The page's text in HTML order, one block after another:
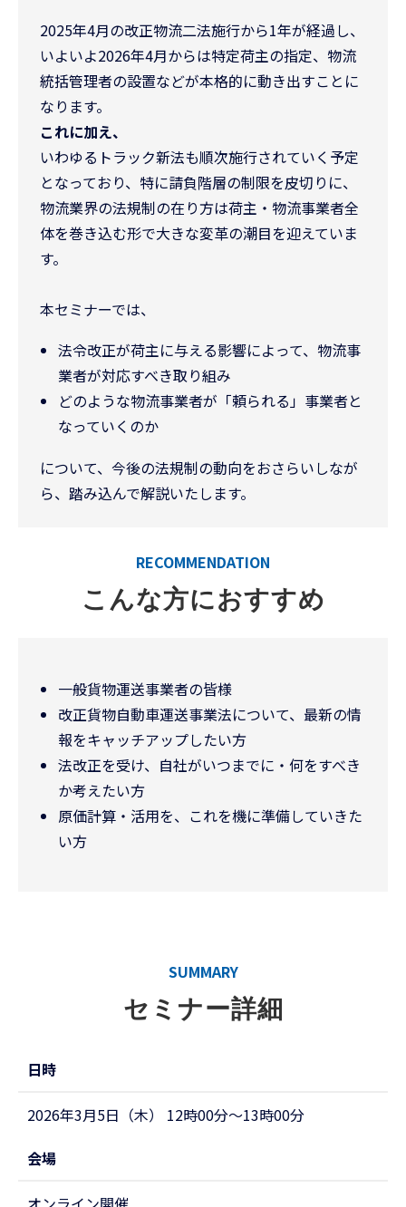
2025年4月の改正物流二法施行から1年が経過し、
いよいよ2026年4月からは特定荷主の指定、物流
統括管理者の設置などが本格的に動き出すことに
なります。
これに加え、
いわゆるトラック新法も順次施行されていく予定
となっており、特に請負階層の制限を皮切りに、
物流業界の法規制の在り方は荷主・物流事業者全
体を巻き込む形で大きな変革の潮目を迎えていま
す。
本セミナーでは、
法令改正が荷主に与える影響によって、物流事
業者が対応すべき取り組み
どのような物流事業者が「頼られる」事業者と
なっていくのか
について、今後の法規制の動向をおさらいしなが
ら、踏み込んで解説いたします。
RECOMMENDATION
こんな方におすすめ
一般貨物運送事業者の皆様
改正貨物自動車運送事業法について、最新の情
報をキャッチアップしたい方
法改正を受け、自社がいつまでに・何をすべき
か考えたい方
原価計算・活用を、これを機に準備していきた
い方
SUMMARY
セミナー詳細
日時
2026年3月5日（木） 12時00分～13時00分
会場